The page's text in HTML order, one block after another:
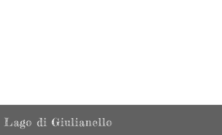
Lago di Giulianello